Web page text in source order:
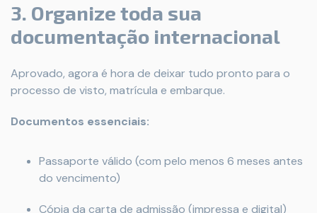
3. Organize toda sua
documentação internacional
Aprovado, agora é hora de deixar tudo pronto para o
processo de visto, matrícula e embarque.
Documentos essenciais:
Passaporte válido (com pelo menos 6 meses antes
do vencimento)
Cópia da carta de admissão (impressa e digital)